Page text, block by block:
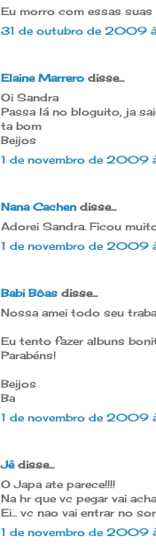
Eu morro com essas
31 de outubro de 2009
Elaine Marrero disse...
Oi Sandra
Passa lá no bloguito, ja
ta bom
Beijos
1 de novembro de 2009
Nana Cachen disse...
Adorei Sandra. Ficou
1 de novembro de 2009
Babi Bôas disse...
Nossa amei todo seu
Eu tento fazer albuns
Parabéns!
Beijos
Ba
1 de novembro de 2009
Jêdisse...
O Japa ate parece!!!!
Na hr que vc pegar vai
Ei... vc nao vai entrar no
1 de novembro de 2009